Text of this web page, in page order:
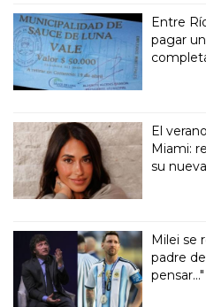
Entre
pagar
El
Miami:
su
Milei se
padre
pensar..."